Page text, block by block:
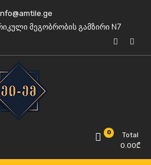
მეგობრობის გამზირი N7
0
Total
0.00₾